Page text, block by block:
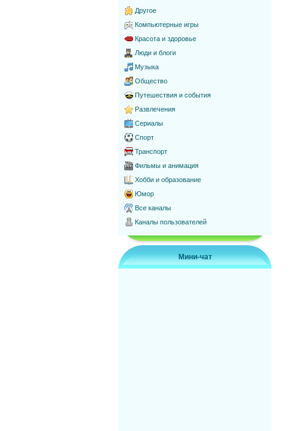
Другое
Компьютерные игры
Красота и здоровье
Люди и блоги
Музыка
Общество
Путешествия и события
Развлечения
Сериалы
Спорт
Транспорт
Фильмы и анимация
Хобби и образование
Юмор
Все каналы
Каналы пользователей
Мини-чат